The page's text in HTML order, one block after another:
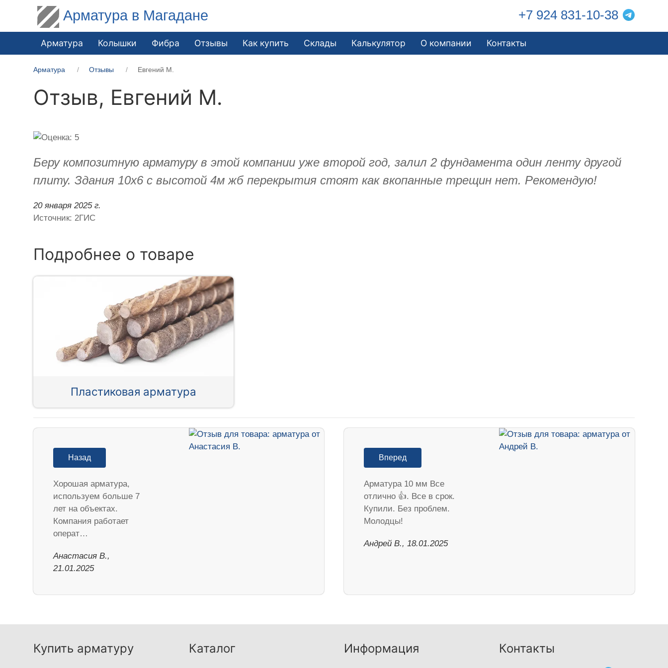
Арматура в Магадане +7 924 831-10-38
Арматура Колышки Фибра Отзывы Как купить Склады Калькулятор О компании Контакты
Арматура Отзывы ​Евгений М.
Отзыв, ​Евгений М.
Беру композитную арматуру в этой компании уже второй год, залил 2 фундамента один ленту другой
плиту. Здания 10х6 с высотой 4м жб перекрытия стоят как вкопанные трещин нет. Рекомендую!
20 января 2025 г.
Источник: 2ГИС
Подробнее о товаре
Пластиковая арматура
Назад
Хорошая арматура,
используем больше 7
лет на объектах.
Компания работает
операт…
Анастасия В.,
21.01.2025
Вперед
Арматура 10 мм Все
отлично 👍. Все в срок.
Купили. Без проблем.
Молодцы!
Андрей В., 18.01.2025
Купить арматуру Каталог Информация Контакты